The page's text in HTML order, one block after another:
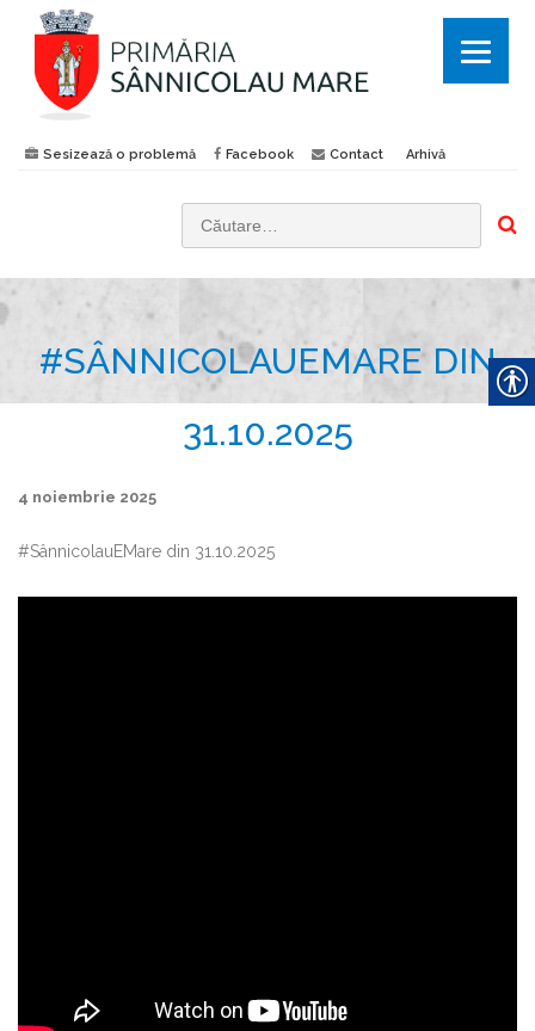
Sesizează o problemă Facebook Contact Arhivă
:
#SÂNNICOLAUEMARE DIN
31.10.2025
4 noiembrie 2025
#SânnicolauEMare din 31.10.2025